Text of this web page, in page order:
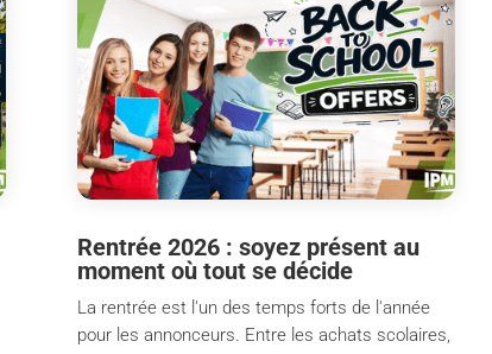
Rentrée 2026 : soyez présent au
moment où tout se décide
La rentrée est l'un des temps forts de l'année
pour les annonceurs. Entre les achats scolaires,